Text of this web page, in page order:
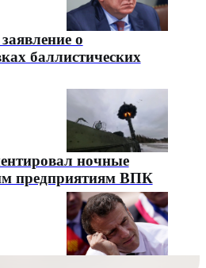
о
баллистических
ночные
предприятиям ВПК